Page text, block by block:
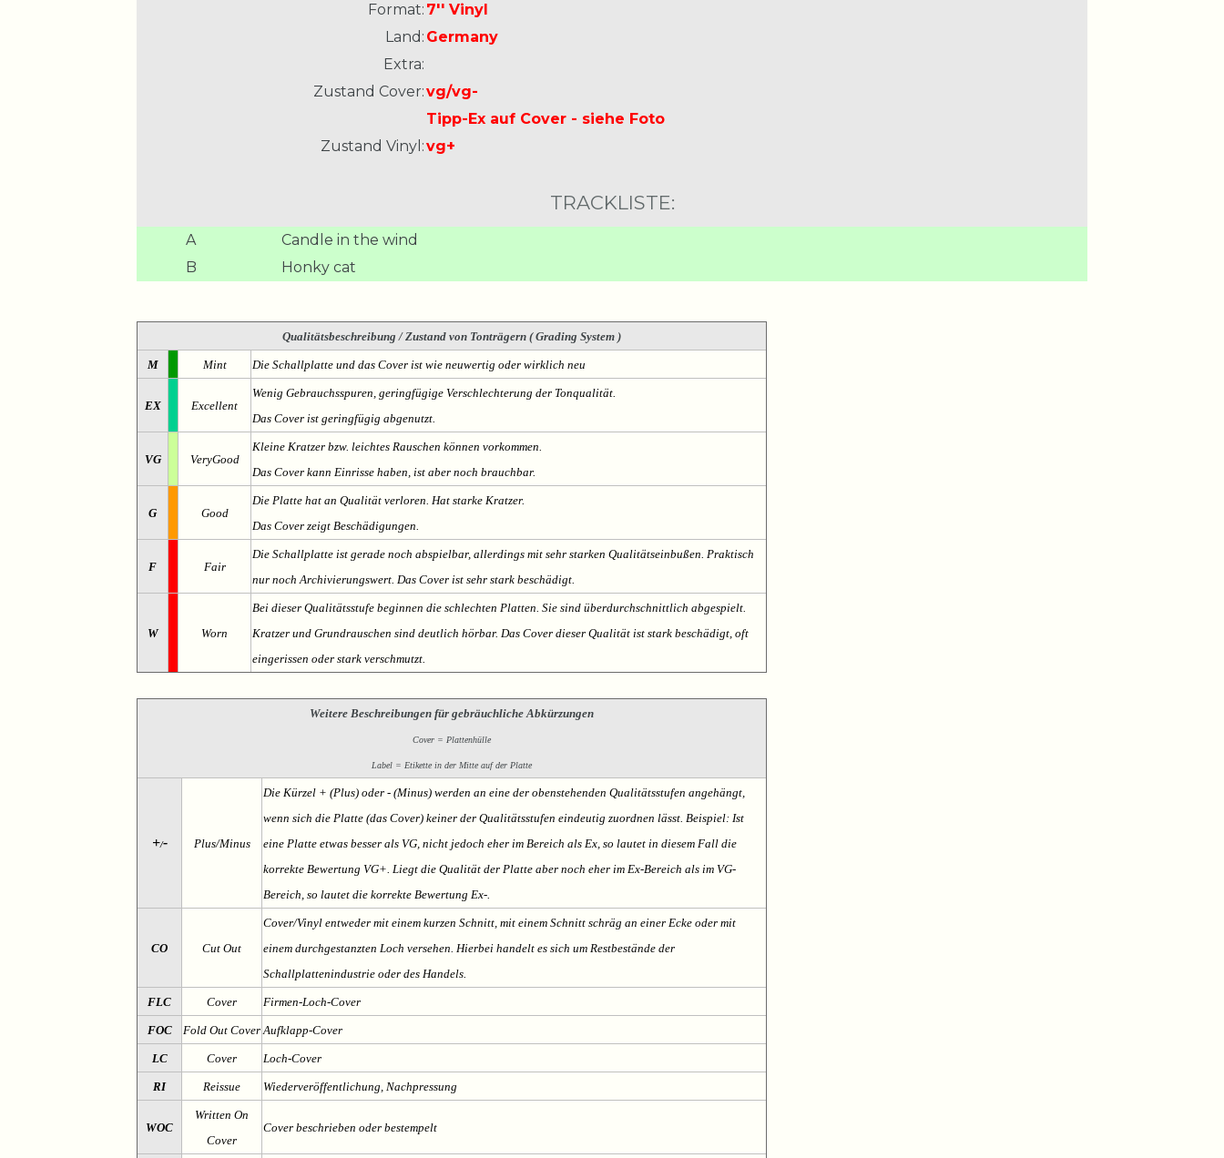
Format: 7'' Vinyl
Land: Germany
Extra:
Zustand Cover:vg/vg-
Tipp-Ex auf Cover - siehe Foto
Zustand Vinyl:vg+
TRACKLISTE:
A
Candle in the wind
B
Honky cat
Qualitätsbeschreibung / Zustand von Tonträgern ( Grading System )
M Mint Die Schallplatte und das Cover ist wie neuwertig oder wirklich neu
EX Excellent
Wenig Gebrauchsspuren, geringfügige Verschlechterung der Tonqualität.
Das Cover ist geringfügig abgenutzt.
VG VeryGood
Kleine Kratzer bzw. leichtes Rauschen können vorkommen.
Das Cover kann Einrisse haben, ist aber noch brauchbar.
G Good
Die Platte hat an Qualität verloren. Hat starke Kratzer.
Das Cover zeigt Beschädigungen.
F Fair
Die Schallplatte ist gerade noch abspielbar, allerdings mit sehr starken Qualitätseinbußen. Praktisch
nur noch Archivierungswert. Das Cover ist sehr stark beschädigt.
W Worn
Bei dieser Qualitätsstufe beginnen die schlechten Platten. Sie sind überdurchschnittlich abgespielt.
Kratzer und Grundrauschen sind deutlich hörbar. Das Cover dieser Qualität ist stark beschädigt, oft
eingerissen oder stark verschmutzt.
Weitere Beschreibungen für gebräuchliche Abkürzungen
Cover = Plattenhülle
Label = Etikette in der Mitte auf der Platte
+/- Plus/Minus
Die Kürzel + (Plus) oder - (Minus) werden an eine der obenstehenden Qualitätsstufen angehängt,
wenn sich die Platte (das Cover) keiner der Qualitätsstufen eindeutig zuordnen lässt. Beispiel: Ist
eine Platte etwas besser als VG, nicht jedoch eher im Bereich als Ex, so lautet in diesem Fall die
korrekte Bewertung VG+. Liegt die Qualität der Platte aber noch eher im Ex-Bereich als im VG-
Bereich, so lautet die korrekte Bewertung Ex-.
CO Cut Out
Cover/Vinyl entweder mit einem kurzen Schnitt, mit einem Schnitt schräg an einer Ecke oder mit
einem durchgestanzten Loch versehen. Hierbei handelt es sich um Restbestände der
Schallplattenindustrie oder des Handels.
FLC Cover Firmen-Loch-Cover
FOC Fold Out Cover Aufklapp-Cover
LC Cover Loch-Cover
RI Reissue Wiederveröffentlichung, Nachpressung
WOC
Written On
Cover
Cover beschrieben oder bestempelt